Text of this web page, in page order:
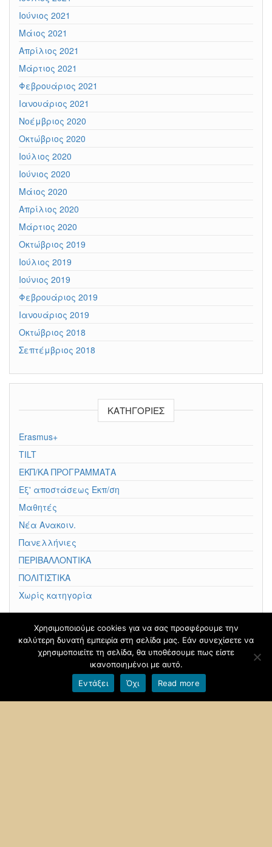
Ιούνιος 2021
Μάιος 2021
Απρίλιος 2021
Μάρτιος 2021
Φεβρουάριος 2021
Ιανουάριος 2021
Νοέμβριος 2020
Οκτώβριος 2020
Ιούλιος 2020
Ιούνιος 2020
Μάιος 2020
Απρίλιος 2020
Μάρτιος 2020
Οκτώβριος 2019
Ιούλιος 2019
Ιούνιος 2019
Φεβρουάριος 2019
Ιανουάριος 2019
Οκτώβριος 2018
Σεπτέμβριος 2018
KΑΤΗΓΟΡΊΕΣ
Erasmus+
TILT
ΕΚΠ/ΚΑ ΠΡΟΓΡΑΜΜΑΤΑ
Εξ' αποστάσεως Εκπ/ση
Μαθητές
Νέα Ανακοιν.
Πανελλήνιες
ΠΕΡΙΒΑΛΛΟΝΤΙΚΑ
ΠΟΛΙΤΙΣΤΙΚΑ
Χωρίς κατηγορία
Φιλοξενείται στοblogs.sch.gr |Θέμα βασισμένο στο
Head Blog
Όροι χρήσης blogs.sch.gr|Δήλωση προσβασιμότητας
Χρησιμοποιούμε cookies για να σας προσφέρουμε την
καλύτερη δυνατή εμπειρία στη σελίδα μας. Εάν συνεχίσετε να
χρησιμοποιείτε τη σελίδα, θα υποθέσουμε πως είστε
ικανοποιημένοι με αυτό.
Εντάξει
Όχι Read more